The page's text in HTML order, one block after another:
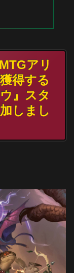
アリ
得する
』スタ
しまし